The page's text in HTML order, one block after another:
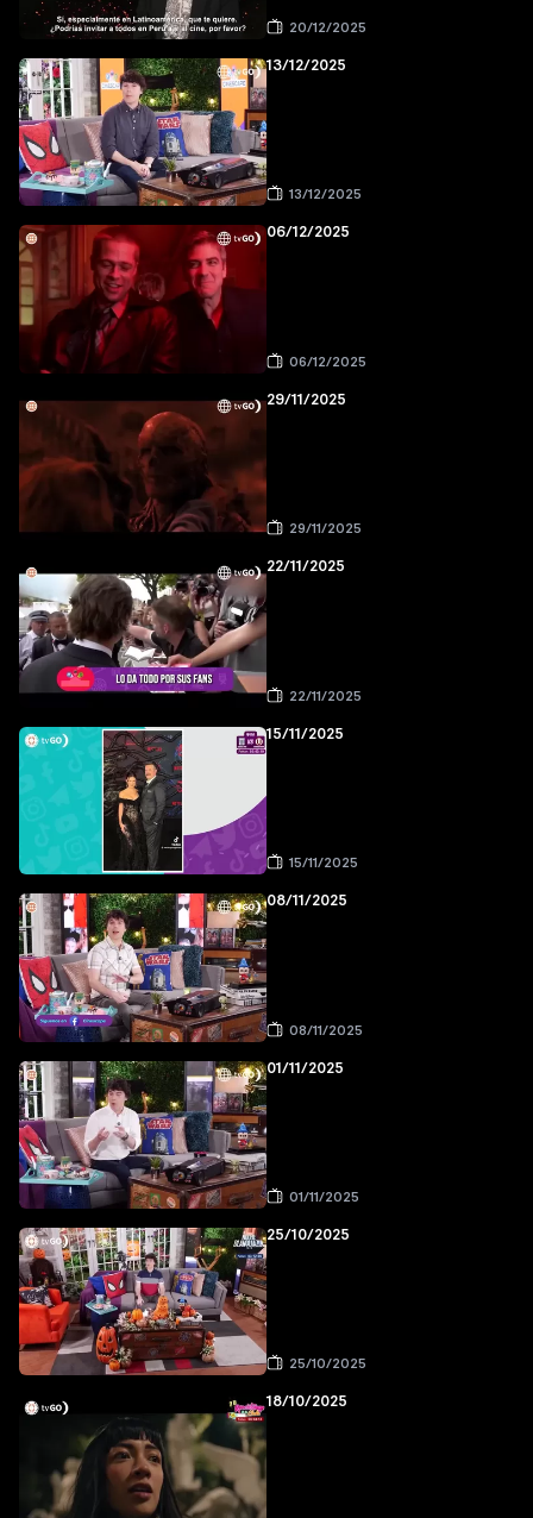
20/12/2025
13/12/2025
13/12/2025
06/12/2025
06/12/2025
29/11/2025
29/11/2025
22/11/2025
22/11/2025
15/11/2025
15/11/2025
08/11/2025
08/11/2025
01/11/2025
01/11/2025
25/10/2025
25/10/2025
18/10/2025